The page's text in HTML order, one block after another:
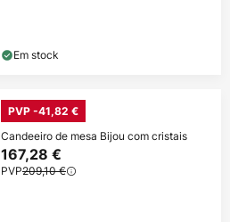
Em stock
PVP -41,82 €
Candeeiro de mesa Bijou com cristais
167,28 €
PVP209,10 €